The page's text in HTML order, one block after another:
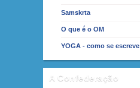
Samskrta
O que é o OM
YOGA - como se escreve
A Confederação